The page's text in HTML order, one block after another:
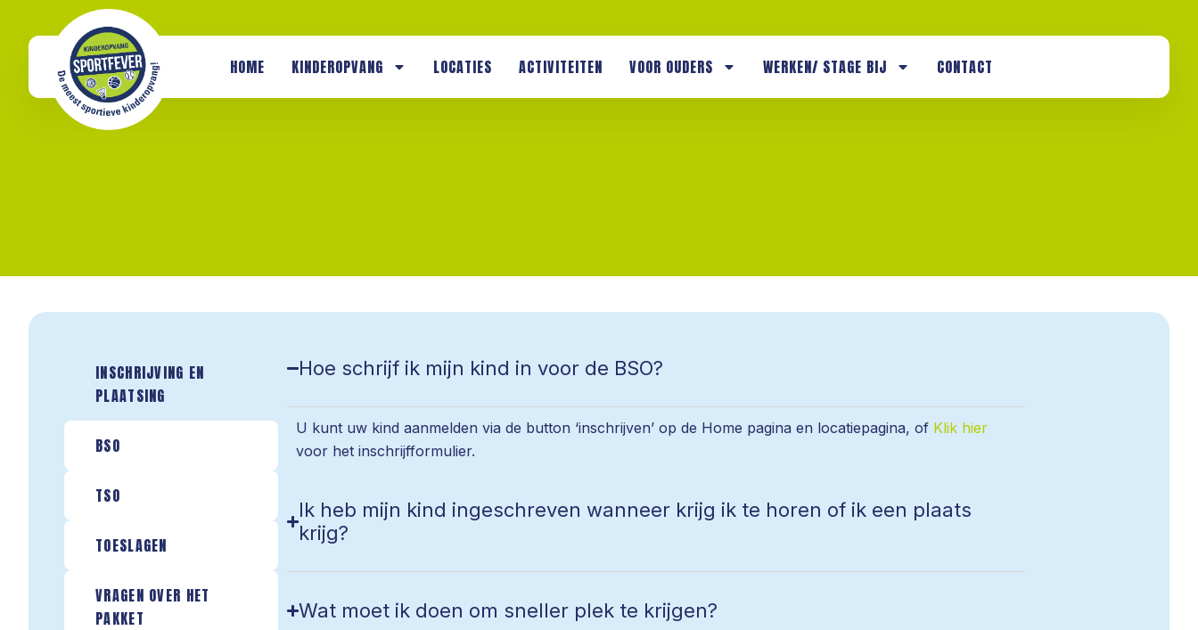
HOME KINDEROPVANG LOCATIES ACTIVITEITEN VOOR OUDERS WERKEN/ STAGE BIJ CONTACT
INSCHRIJVING EN
PLAATSING
BSO
TSO
TOESLAGEN
VRAGEN OVER HET
PAKKET
Hoe schrijf ik mijn kind in voor de BSO?
U kunt uw kind aanmelden via de button ‘inschrijven’ op de Home pagina en locatiepagina, of Klik hier
voor het inschrijfformulier.
Ik heb mijn kind ingeschreven wanneer krijg ik te horen of ik een plaats
krijg?
Wat moet ik doen om sneller plek te krijgen?